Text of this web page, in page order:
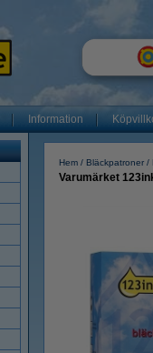
Information
Hem Bläckpatroner
Varumärket